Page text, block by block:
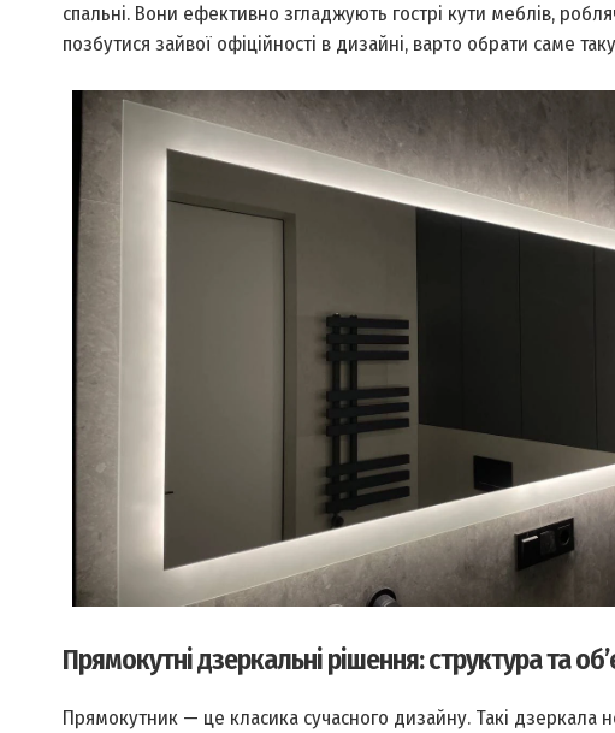
спальні. Вони ефективно згладжують гострі кути меблів,
позбутися зайвої офіційності в дизайні, варто обрати саме
Прямокутні дзеркальні рішення: структура та
Прямокутник — це класика сучасного дизайну. Такі дзеркала